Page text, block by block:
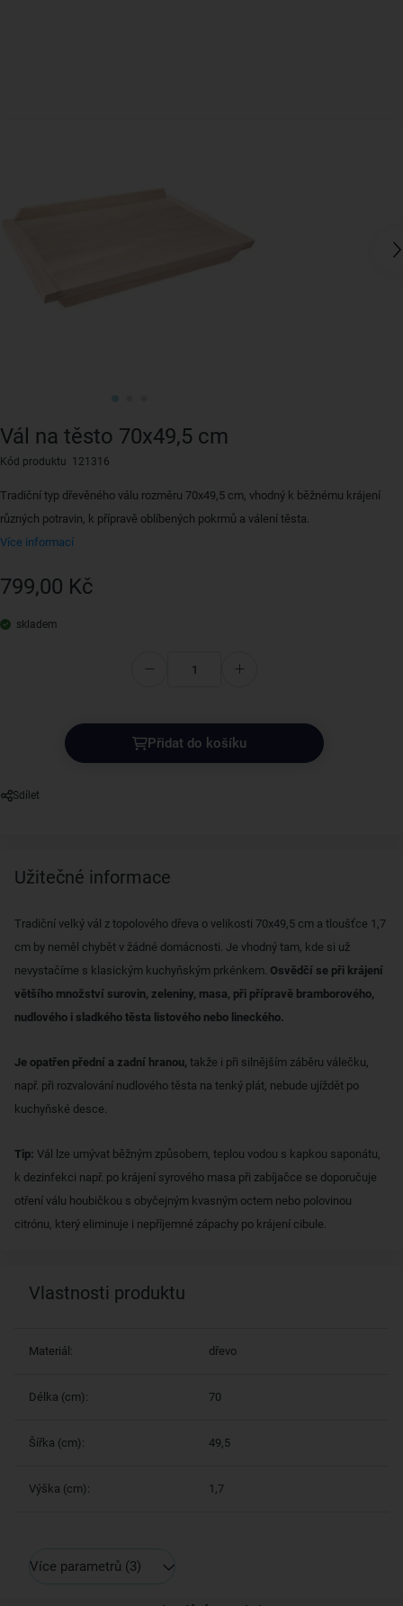
Vál na těsto 70x49,5 cm
Kód produktu 121316
Tradiční typ dřevěného válu rozměru 70x49,5 cm, vhodný k běžnému krájení
různých potravin, k přípravě oblíbených pokrmů a válení těsta.
Více informací
799,00 Kč
skladem
Přidat do košíku
Sdílet
Užitečné informace
Tradiční velký vál z topolového dřeva o velikosti 70x49,5 cm a tloušťce 1,7
cm by neměl chybět v žádné domácnosti. Je vhodný tam, kde si už
nevystačíme s klasickým kuchyňským prkénkem. Osvědčí se při krájení
většího množství surovin, zeleniny, masa, při přípravě bramborového,
nudlového i sladkého těsta listového nebo lineckého.
Je opatřen přední a zadní hranou, takže i při silnějším záběru válečku,
např. při rozvalování nudlového těsta na tenký plát, nebude ujíždět po
kuchyňské desce.
Tip: Vál lze umývat běžným způsobem, teplou vodou s kapkou saponátu,
k dezinfekci např. po krájení syrového masa při zabíjačce se doporučuje
otření válu houbičkou s obyčejným kvasným octem nebo polovinou
citrónu, který eliminuje i nepříjemné zápachy po krájení cibule.
Vlastnosti produktu
Materiál: dřevo
Délka (cm): 70
Šířka (cm): 49,5
Výška (cm): 1,7
Více parametrů (3)